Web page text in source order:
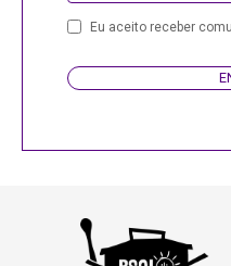
Company
Eu aceito receber